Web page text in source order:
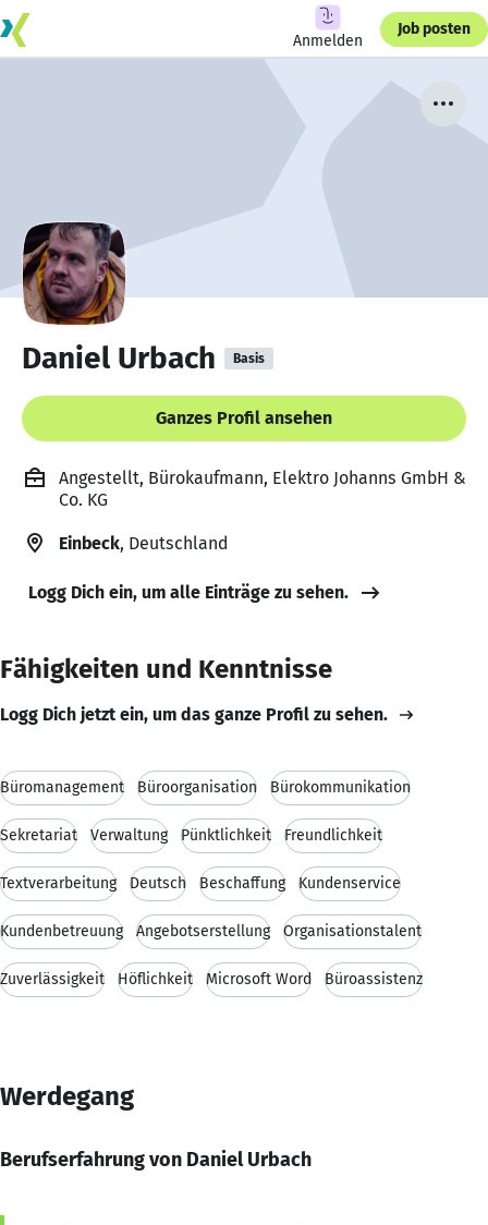
Anmelden
Job posten
Daniel Urbach Basis
Ganzes Profil ansehen
Angestellt, Bürokaufmann, Elektro Johanns GmbH &
Co. KG
Einbeck, Deutschland
Logg Dich ein, um alle Einträge zu sehen.
Fähigkeiten und Kenntnisse
Logg Dich jetzt ein, um das ganze Profil zu sehen.
Büromanagement Büroorganisation Bürokommunikation
Sekretariat Verwaltung Pünktlichkeit Freundlichkeit
Textverarbeitung Deutsch Beschaffung Kundenservice
Kundenbetreuung Angebotserstellung Organisationstalent
Zuverlässigkeit Höflichkeit Microsoft Word Büroassistenz
Werdegang
Berufserfahrung von Daniel Urbach